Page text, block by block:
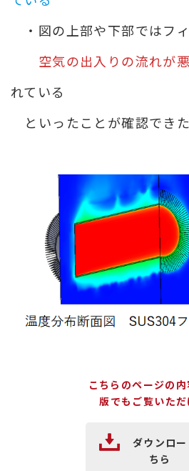
・図の上部や下部ではフ
空気の出入りの流れが
れている
といったことが確認できた
こちらのページの
版でもご覧いただ
ダウンロ
ちら